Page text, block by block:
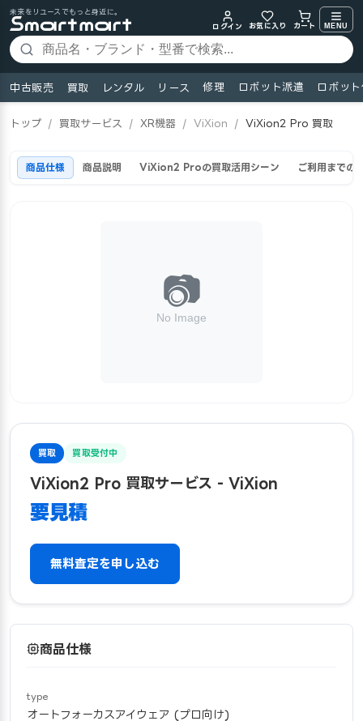
未来をリユースでもっと身近に。
ログイン
お気に入り カート MENU
中古販売 買取 レンタル リース 修理 ロボット派遣 ロボッ
トップ / 買取サービス / XR機器 / ViXion / ViXion2 Pro 買取
商品仕様 商品説明 ViXion2 Proの買取活用シーン ご利用までの
買取 買取受付中
ViXion2 Pro 買取サービス - ViXion
要見積
無料査定を申し込む
商品仕様
type
オートフォーカスアイウェア (プロ向け)